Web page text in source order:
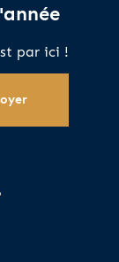
par ici !